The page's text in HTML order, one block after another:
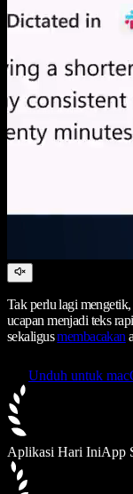
Tak perlu lagi
ucapan menjadi teks
sekaligusmembacakan
Unduh untuk
Aplikasi Hari IniApp